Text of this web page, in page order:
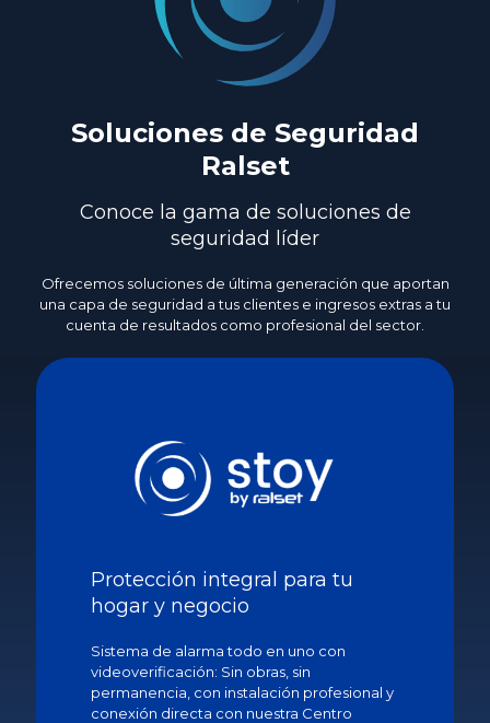
Soluciones de Seguridad
Ralset
Conoce la gama de soluciones de
seguridad líder
Ofrecemos soluciones de última generación que aportan
una capa de seguridad a tus clientes e ingresos extras a tu
cuenta de resultados como profesional del sector.
Protección integral para tu
hogar y negocio
Sistema de alarma todo en uno con
videoverificación: Sin obras, sin
permanencia, con instalación profesional y
conexión directa con nuestra Centro